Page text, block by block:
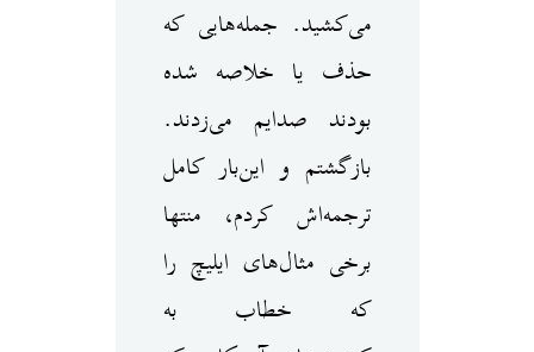
می‌کشید. جمله‌هایی که
حذف یا خلاصه شده
بودند صدایم می‌زدند.
بازگشتم و این‌بار کامل
ترجمه‌اش کردم، منتها
برخی مثال‌های ایلیچ را
که خطاب به